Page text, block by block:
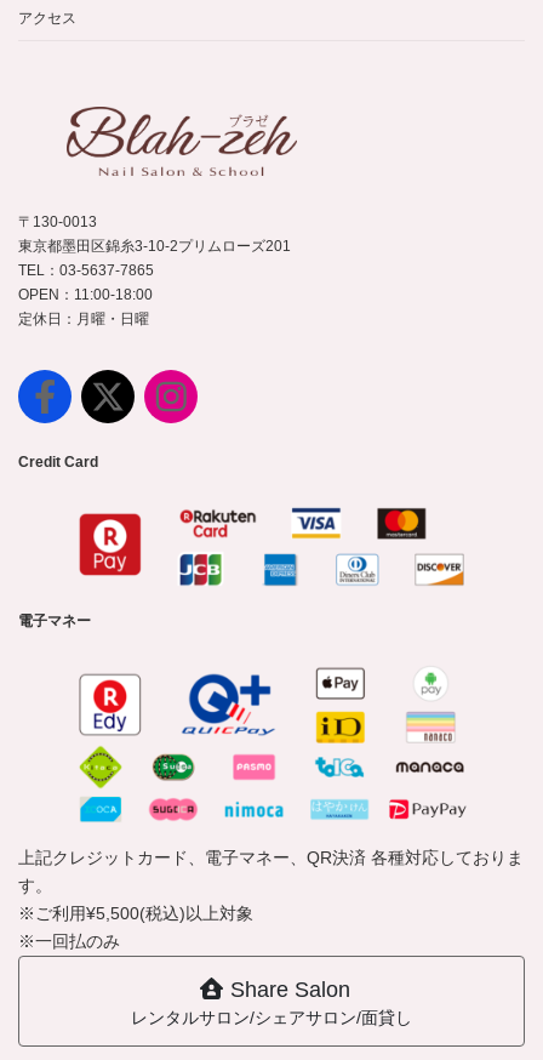
アクセス
〒130-0013
東京都墨田区錦糸3-10-2プリムローズ201
TEL：03-5637-7865
OPEN：11:00-18:00
定休日：月曜・日曜
Credit Card
電子マネー
上記クレジットカード、電子マネー、QR決済 各種対応しておりま
す。
※ご利用¥5,500(税込)以上対象
※一回払のみ
Share Salon
レンタルサロン/シェアサロン/面貸し